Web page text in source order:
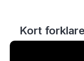
Kort
Se hvordan